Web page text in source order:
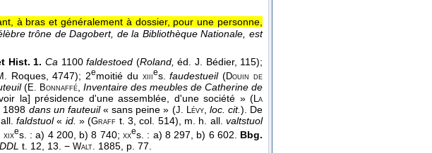
à bras et généralement à dossier, pour une personne,
trône de Dagobert, de la Bibliothèque Nationale, est
Hist. 1. Ca 1100faldestoed (Roland, éd. J. Bédier, 115);
Roques, 4747); 2emoitié du xiiies.faudestueil(Douin de
(E. Bonnaffé Inventaire des meubles de Catherine de
la] présidence d'une assemblée, d'une société » (La
1898 dans un fauteuil« sans peine » (J. Lévy, loc. cit.). De
all.faldstuol« id. » (Graff t. 3, col. 514), m. h. all.valtstuol
xixes. : a) 4 200, b) 8 740; xxes. : a) 8 297, b) 6 602. Bbg.
DDL t. 12, 13. − Walt. 1885, p. 77.